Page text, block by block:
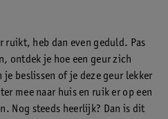
ruikt, heb dan even geduld. Pas
ontdek je hoe een geur zich
beslissen of je deze geur lekker
mee naar huis en ruik er op een
Nog steeds heerlijk? Dan is dit